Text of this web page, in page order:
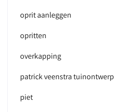
oprit aanleggen
opritten
overkapping
patrick veenstra tuinontwerp
piet